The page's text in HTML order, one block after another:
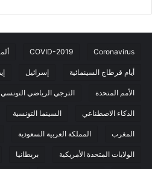
Coronavirus
COVID-2019
أيام قرطاج السينمائية إسرائيل
الأمم المتحدة الترجي الرياضي التونسي
الذكاء الاصطناعي السينما التونسية
المغرب المملكة العربية السعودية
الولايات المتحدة الأمريكية بريطانيا